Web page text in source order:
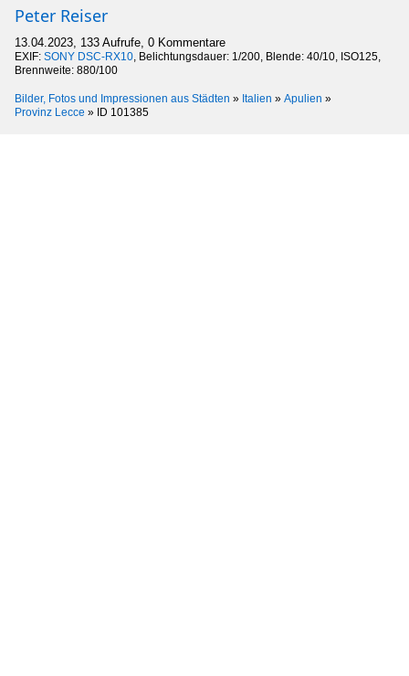
Peter Reiser
13.04.2023, 133 Aufrufe, 0 Kommentare
EXIF: SONY DSC-RX10, Belichtungsdauer: 1/200, Blende: 40/10, ISO125,
Brennweite: 880/100
Bilder, Fotos und Impressionen aus Städten » Italien » Apulien »
Provinz Lecce » ID 101385